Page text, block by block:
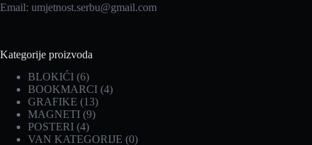
Email: umjetnost.serbu@gmail.com
Kategorije proizvoda
BLOKIĆI (6)
BOOKMARCI (4)
GRAFIKE (13)
MAGNETI (9)
POSTERI (4)
VAN KATEGORIJE (0)